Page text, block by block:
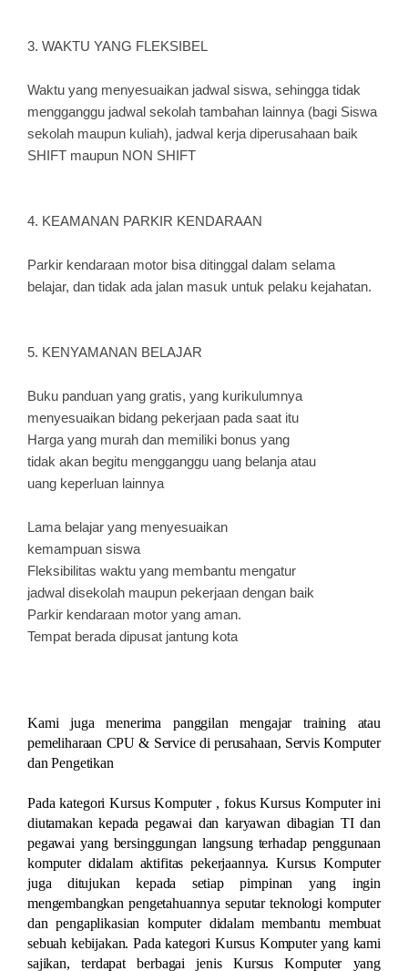
3. WAKTU YANG FLEKSIBEL
Waktu yang menyesuaikan jadwal siswa, sehingga tidak
mengganggu jadwal sekolah tambahan lainnya (bagi Siswa
sekolah maupun kuliah), jadwal kerja diperusahaan baik
SHIFT maupun NON SHIFT
4. KEAMANAN PARKIR KENDARAAN
Parkir kendaraan motor bisa ditinggal dalam selama
belajar, dan tidak ada jalan masuk untuk pelaku kejahatan.
5. KENYAMANAN BELAJAR
Buku panduan yang gratis, yang kurikulumnya
menyesuaikan bidang pekerjaan pada saat itu
Harga yang murah dan memiliki bonus yang
tidak akan begitu mengganggu uang belanja atau
uang keperluan lainnya
Lama belajar yang menyesuaikan
kemampuan siswa
Fleksibilitas waktu yang membantu mengatur
jadwal disekolah maupun pekerjaan dengan baik
Parkir kendaraan motor yang aman.
Tempat berada dipusat jantung kota
Kami juga menerima panggilan mengajar training atau
pemeliharaan CPU & Service di perusahaan, Servis Komputer
dan Pengetikan
Pada kategori Kursus Komputer , fokus Kursus Komputer ini
diutamakan kepada pegawai dan karyawan dibagian TI dan
pegawai yang bersinggungan langsung terhadap penggunaan
komputer didalam aktifitas pekerjaannya. Kursus Komputer
juga ditujukan kepada setiap pimpinan yang ingin
mengembangkan pengetahuannya seputar teknologi komputer
dan pengaplikasian komputer didalam membantu membuat
sebuah kebijakan. Pada kategori Kursus Komputer yang kami
sajikan, terdapat berbagai jenis Kursus Komputer yang